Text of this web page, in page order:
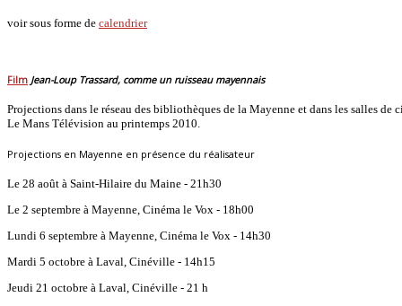
voir sous forme de calendrier
Film Jean-Loup Trassard, comme un ruisseau mayennais
Projections dans le réseau des bibliothèques de la Mayenne et dans les salles
Le Mans Télévision au printemps 2010.
Projections en Mayenne en présence du réalisateur
Le 28 août à Saint-Hilaire du Maine - 21h30
Le 2 septembre à Mayenne, Cinéma le Vox - 18h00
Lundi 6 septembre à Mayenne, Cinéma le Vox - 14h30
Mardi 5 octobre à Laval, Cinéville - 14h15
Jeudi 21 octobre à Laval, Cinéville - 21 h